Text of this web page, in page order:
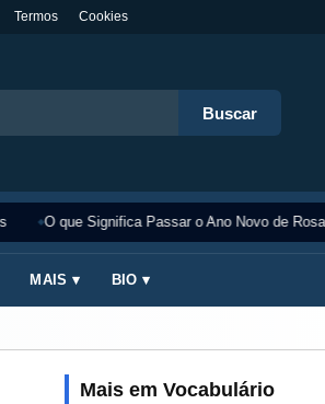
Termos Cookies
Buscar
O que Significa Passar o Ano Novo de Rosa?
MAIS ▾ BIO ▾
Mais em Vocabulário